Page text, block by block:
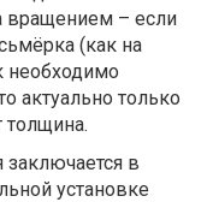
вращением – если
(как на
необходимо
актуально только
толщина.
заключается в
установке